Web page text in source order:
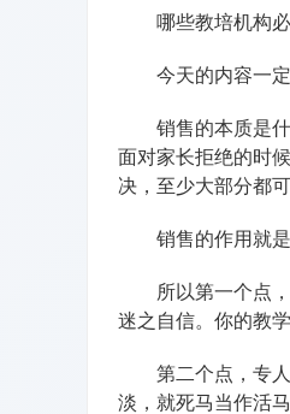
哪些教培机构必
今天的内容一定
销售的本质是什
面对家长拒绝的时
决，至少大部分都
销售的作用就是
所以第一个点，
迷之自信。你的教
第二个点，专人
淡，就死马当作活